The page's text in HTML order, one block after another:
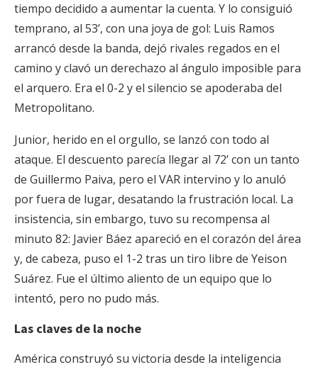
tiempo decidido a aumentar la cuenta. Y lo consiguió
temprano, al 53’, con una joya de gol: Luis Ramos
arrancó desde la banda, dejó rivales regados en el
camino y clavó un derechazo al ángulo imposible para
el arquero. Era el 0-2 y el silencio se apoderaba del
Metropolitano.
Junior, herido en el orgullo, se lanzó con todo al
ataque. El descuento parecía llegar al 72’ con un tanto
de Guillermo Paiva, pero el VAR intervino y lo anuló
por fuera de lugar, desatando la frustración local. La
insistencia, sin embargo, tuvo su recompensa al
minuto 82: Javier Báez apareció en el corazón del área
y, de cabeza, puso el 1-2 tras un tiro libre de Yeison
Suárez. Fue el último aliento de un equipo que lo
intentó, pero no pudo más.
Las claves de la noche
América construyó su victoria desde la inteligencia